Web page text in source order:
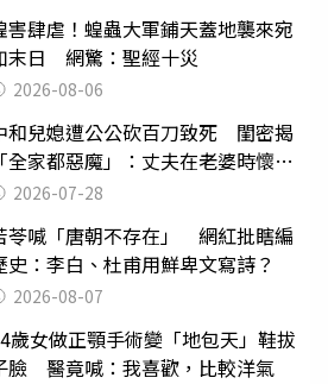
害肆虐！蝗蟲大軍鋪天蓋地襲來宛
末日 網驚：聖經十災
2026-08-06
和兒媳遭公公砍百刀致死 閨密揭
「全家都惡魔」：丈夫在老婆時懷孕
東西
2026-07-28
苓喊「唐朝不存在」 網紅批瞎編
史：李白、杜甫用鮮卑文寫詩？
2026-08-07
歲女做正顎手術變「地包天」鞋拔
臉 醫竟喊：我喜歡，比較洋氣